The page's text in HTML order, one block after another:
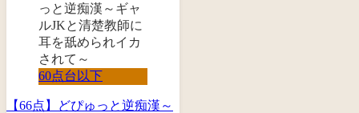
60点台以下
【66点】どぴゅっと逆痴漢～